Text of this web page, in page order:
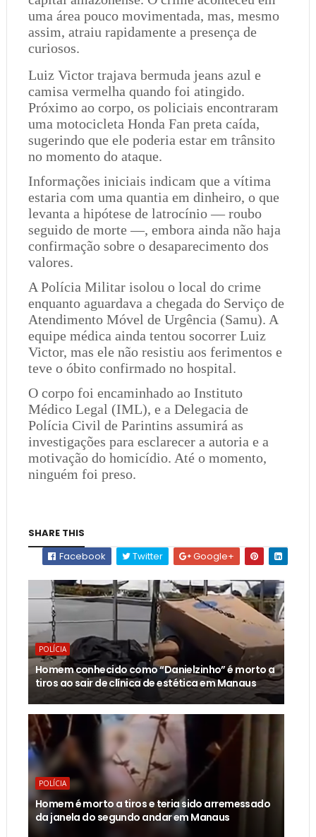
uma área pouco movimentada, mas, mesmo
assim, atraiu rapidamente a presença de
curiosos.
Luiz Victor trajava bermuda jeans azul e
camisa vermelha quando foi atingido.
Próximo ao corpo, os policiais encontraram
uma motocicleta Honda Fan preta caída,
sugerindo que ele poderia estar em trânsito
no momento do ataque.
Informações iniciais indicam que a vítima
estaria com uma quantia em dinheiro, o que
levanta a hipótese de latrocínio — roubo
seguido de morte —, embora ainda não haja
confirmação sobre o desaparecimento dos
valores.
A Polícia Militar isolou o local do crime
enquanto aguardava a chegada do Serviço de
Atendimento Móvel de Urgência (Samu). A
equipe médica ainda tentou socorrer Luiz
Victor, mas ele não resistiu aos ferimentos e
teve o óbito confirmado no hospital.
O corpo foi encaminhado ao Instituto
Médico Legal (IML), e a Delegacia de
Polícia Civil de Parintins assumirá as
investigações para esclarecer a autoria e a
motivação do homicídio. Até o momento,
ninguém foi preso.
SHARE THIS
Facebook
Twitter Google+
POLÍCIA
Homem conhecido como “Danielzinho” é morto a
tiros ao sair de clínica de estética em Manaus
POLÍCIA
Homem é morto a tiros e teria sido arremessado
da janela do segundo andar em Manaus